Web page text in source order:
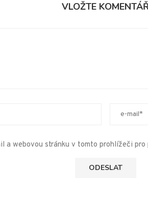
VLOŽTE
a webovou stránku v tomto prohlížeči